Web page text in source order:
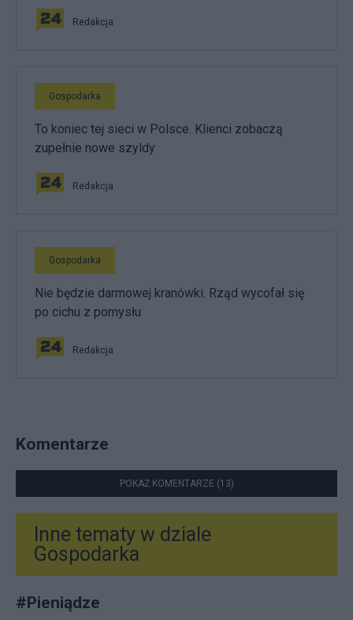
Redakcja
Gospodarka
To koniec tej sieci w Polsce. Klienci zobaczą
zupełnie nowe szyldy
Redakcja
Gospodarka
Nie będzie darmowej kranówki. Rząd wycofał się
po cichu z pomysłu
Redakcja
Komentarze
POKAŻ KOMENTARZE (13)
Inne tematy w dziale
Gospodarka
#Pieniądze